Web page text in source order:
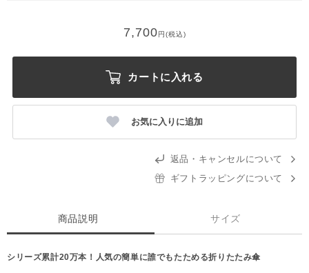
7,700円(税込)
カートに入れる
お気に入りに追加
返品・キャンセルについて
ギフトラッピングについて
商品説明 サイズ
シリーズ累計20万本！人気の簡単に誰でもたためる折りたたみ傘